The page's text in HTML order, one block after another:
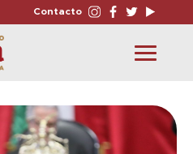
Contacto
Toggle
navigation